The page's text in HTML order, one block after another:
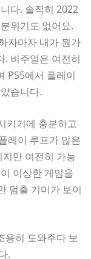
다. 솔직히 2022
위기도 없어요.
자마자 내가 뭔가
. 비주얼은 여전히
PS5에서 플레이
습니다.
키기에 충분하고
레이 루프가 많은
만 여전히 가능
이상한 게임을
멈출 기미가 보이
용히 도와주다 보
.